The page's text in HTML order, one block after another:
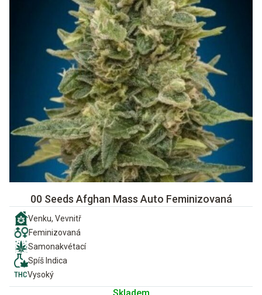
00 Seeds Afghan Mass Auto Feminizovaná
Venku, Vevnitř
Feminizovaná
Samonakvétací
Spíš Indica
Vysoký